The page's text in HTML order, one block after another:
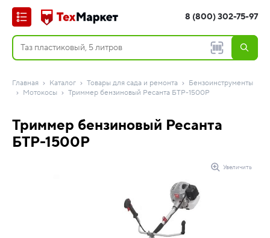
8 (800) 302-75-97
Главная Каталог Товары для сада и ремонта
Бензоинструменты
Мотокосы
Триммер бензиновый Ресанта БТР-1500Р
Триммер бензиновый Ресанта
БТР-1500Р
Увеличить